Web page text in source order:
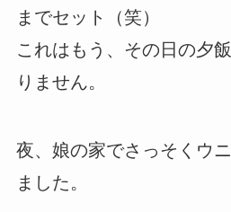
までセット（笑）
これはもう、その日の夕
りません。
夜、娘の家でさっそくウ
ました。